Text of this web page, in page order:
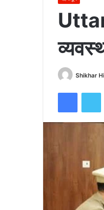
Shikhar